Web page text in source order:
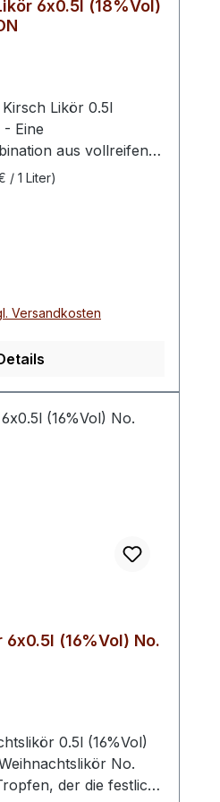
6x0.5l (18%Vol)
- Eine
aus vollreifen
Bananen,
rotbraun
/ 1 Liter)
Versandkosten
(16%Vol) No.
0.5l (16%Vol)
No.
der die festliche